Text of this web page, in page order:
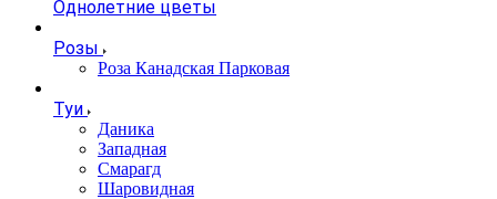
Однолетние цветы
Розы
Роза Канадская Парковая
Туи
Даника
Западная
Смарагд
Шаровидная